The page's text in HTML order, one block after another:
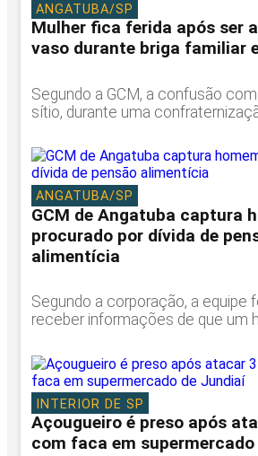
ANGATUBA/SP
Mulher fica ferida após ser
vaso durante briga familiar
Segundo a GCM, a confusão
sítio, durante uma
ANGATUBA/SP
GCM de Angatuba captura
procurado por dívida de
alimentícia
Segundo a corporação, a equipe
receber informações de que um
INTERIOR DE SP
Açougueiro é preso após
com faca em